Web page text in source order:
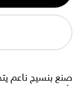
1
صنع بنسيج ناعم